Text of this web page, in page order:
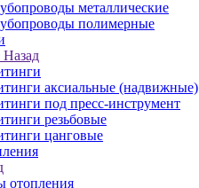
металлические
полимерные
Назад
аксиальные (надвижные)
под пресс-инструмент
резьбовые
цанговые
отопления